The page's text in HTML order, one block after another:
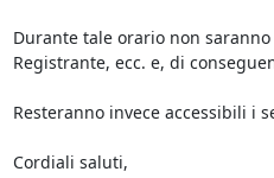
Durante tale orario non
Registrante, ecc. e, di
Resteranno invece accessibili i
Cordiali saluti,